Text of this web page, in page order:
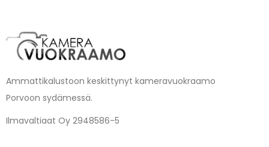
Ammattikalustoon keskittynyt kameravuokraamo
Porvoon sydämessä.
Ilmavaltiaat Oy 2948586-5